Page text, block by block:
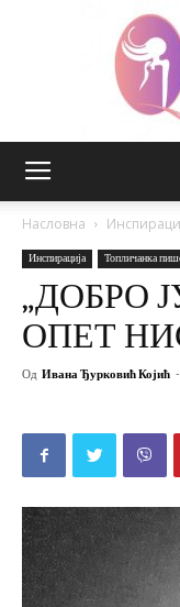
Насловна
Инспирација Топличанка
„ДОБРО
ОПЕТ
Од Ивана Ђурковић Којић -